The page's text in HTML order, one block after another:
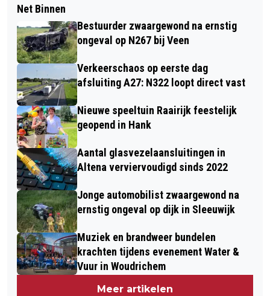
Net Binnen
Bestuurder zwaargewond na ernstig
ongeval op N267 bij Veen
Verkeerschaos op eerste dag
afsluiting A27: N322 loopt direct vast
Nieuwe speeltuin Raairijk feestelijk
geopend in Hank
Aantal glasvezelaansluitingen in
Altena verviervoudigd sinds 2022
Jonge automobilist zwaargewond na
ernstig ongeval op dijk in Sleeuwijk
Muziek en brandweer bundelen
krachten tijdens evenement Water &
Vuur in Woudrichem
Meer artikelen